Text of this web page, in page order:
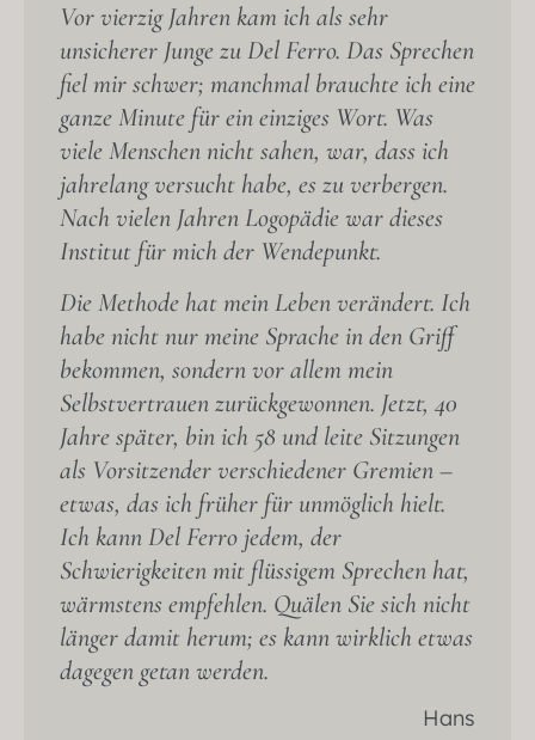
Vor vierzig Jahren kam ich als sehr
unsicherer Junge zu Del Ferro. Das Sprechen
fiel mir schwer; manchmal brauchte ich eine
ganze Minute für ein einziges Wort. Was
viele Menschen nicht sahen, war, dass ich
jahrelang versucht habe, es zu verbergen.
Nach vielen Jahren Logopädie war dieses
Institut für mich der Wendepunkt.
Die Methode hat mein Leben verändert. Ich
habe nicht nur meine Sprache in den Griff
bekommen, sondern vor allem mein
Selbstvertrauen zurückgewonnen. Jetzt, 40
Jahre später, bin ich 58 und leite Sitzungen
als Vorsitzender verschiedener Gremien –
etwas, das ich früher für unmöglich hielt.
Ich kann Del Ferro jedem, der
Schwierigkeiten mit flüssigem Sprechen hat,
wärmstens empfehlen. Quälen Sie sich nicht
länger damit herum; es kann wirklich etwas
dagegen getan werden.
Hans